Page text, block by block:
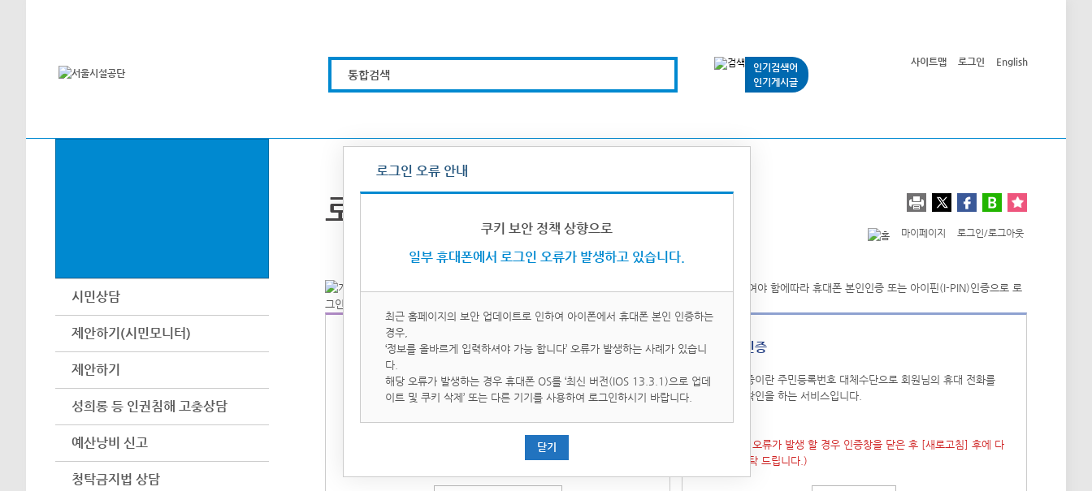
통합검색
인기검색어
인기게시글
사이트맵 로그인 English
시민상담
제안하기(시민모니터)
제안하기
성희롱 등 인권침해 고충상담
예산낭비 신고
청탁금지법 상담
로그인/로그아웃
마이페이지 로그인/로그아웃
로그인 오류 안내
쿠키 보안 정책 상향으로
일부 휴대폰에서 로그인 오류가 발생하고 있습니다.
최근 홈페이지의 보안 업데이트로 인하여 아이폰에서 휴대폰 본인 인증하는
경우,
‘정보를 올바르게 입력하셔야 가능 합니다’ 오류가 발생하는 사례가 있습니
다.
해당 오류가 발생하는 경우 휴대폰 OS를 ‘최신 버전(IOS 13.3.1)으로 업데
이트 및 쿠키 삭제’ 또는 다른 기기를 사용하여 로그인하시기 바랍니다.
닫기
아이핀(i-PIN)은 인터넷상의 개인식별번호를 의미하며, 대면확인이
어려운 인터넷에서 주민등록번호를 사용하지 않고도 본인임을 확인할
(인증 창이 오류가 발생 할 경우 인증창을 닫은 후
휴대폰 인증
휴대폰 인증이란 주민등록번호 대체수단으로 회원님의 휴대 전화를
통해 본인확인을 하는 서비스입니다.
(인증 창이 오류가 발생 할 경우 인증창을 닫은 후 [새로고침] 후에 다
시 시도 부탁 드립니다.)